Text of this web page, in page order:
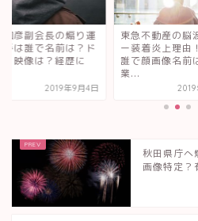
和彦副会長の煽り運
手は誰で名前は？ド
コ映像は？経歴に
2019年9月4日
東急不動産の脳
ー装着炎上理由
誰で顔画像名前
業...
2019
秋田県庁へ
画像特定？